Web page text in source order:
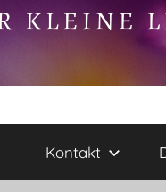
Kontakt